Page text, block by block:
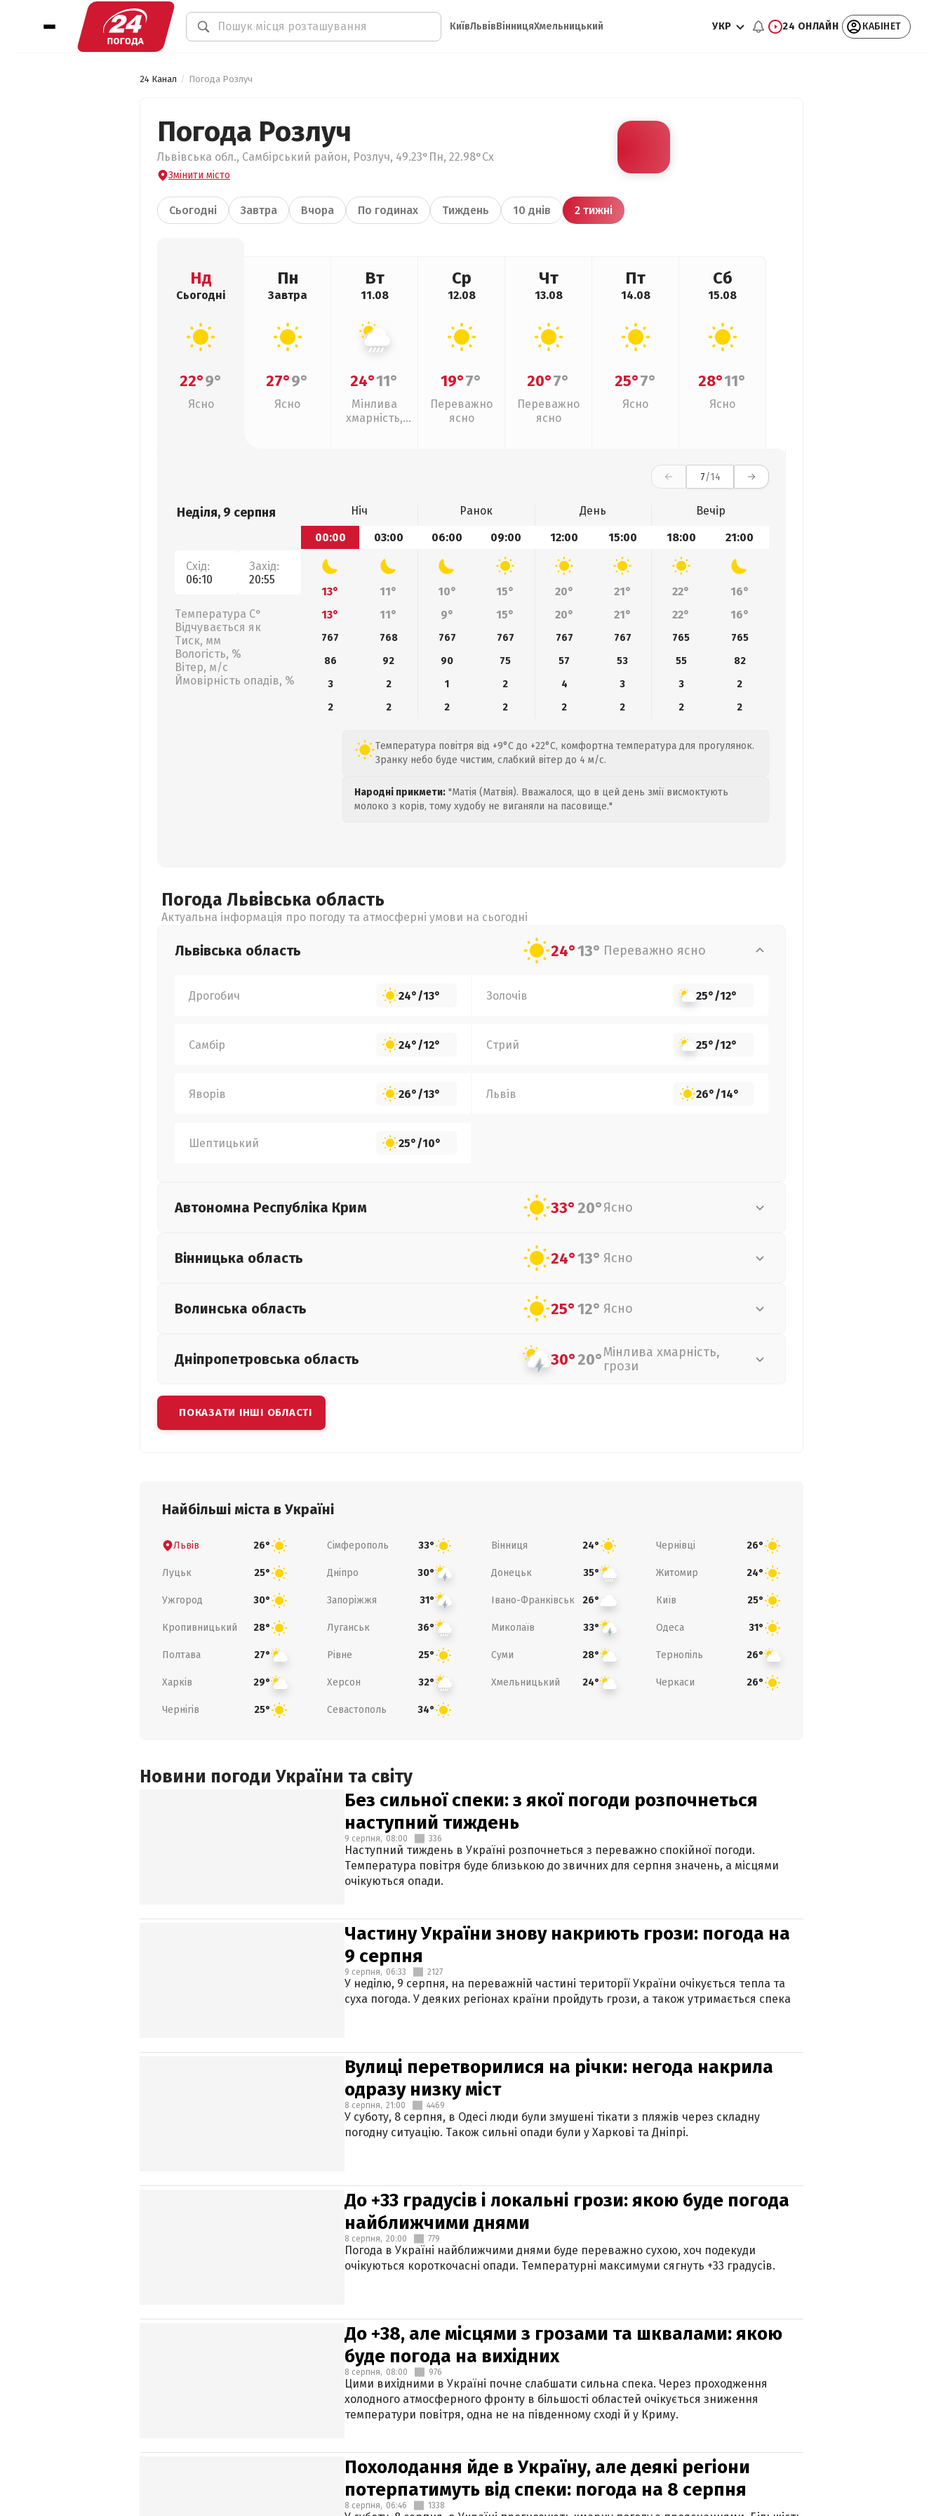
КиївЛьвівВінницяХмельницький УКР 24 ОНЛАЙН КАБІНЕТ
24 Канал Погода Розлуч
Погода Розлуч
Львівська обл., Самбірський район, Розлуч, 49.23°Пн, 22.98°Сх
Змінити місто
Сьогодні Завтра Вчора По годинах Тиждень 10 днів 2 тижні
Нд
Сьогодні
22°9°
Ясно
Пн
Завтра
27°9°
Ясно
Вт
11.08
24°11°
Мінлива
хмарність,
Ср
12.08
19°7°
Переважно
ясно
Чт
13.08
20°7°
Переважно
ясно
Пт
14.08
25°7°
Ясно
Сб
15.08
28°11°
Ясно
7/14
Неділя, 9 серпня
Схід:
06:10
Захід:
20:55
Температура С°
Відчувається як
Тиск, мм
Вологість, %
Вітер, м/с
Ймовірність опадів, %
Ніч Ранок День
Вечір
00:00
03:00 06:00 09:00 12:00 15:00 18:00 21:00
13° 11° 10° 15° 20° 21° 22°
16°
13°
11° 9° 15° 20° 21° 22° 16°
767 768 767 767 767 767 765
765
86
92 90 75 57 53 55
82
3
2 1 2 4 3 3
2
2
2 2 2 2 2 2 2
Температура повітря від +9°C до +22°C, комфортна температура для прогулянок.
Зранку небо буде чистим, слабкий вітер до 4 м/с.
Народні прикмети: "Матія (Матвія). Вважалося, що в цей день змії висмоктують
молоко з корів, тому худобу не виганяли на пасовище."
Погода Львівська область
Актуальна інформація про погоду та атмосферні умови на сьогодні
Львівська область 24°13° Переважно ясно
Дрогобич 24°/13° Золочів 25°/12°
Самбір 24°/12° Стрий 25°/12°
Яворів 26°/13° Львів 26°/14°
Шептицький 25°/10°
Автономна Республіка Крим 33°20°Ясно
Вінницька область 24°13° Ясно
Волинська область 25°12° Ясно
Дніпропетровська область 30°20°Мінлива хмарність,
грози
ПОКАЗАТИ ІНШІ ОБЛАСТІ
Найбільші міста в Україні
Львів 26° Сімферополь 33° Вінниця 24° Чернівці 26°
Луцьк 25° Дніпро 30° Донецьк 35° Житомир 24°
Ужгород 30° Запоріжжя 31° Івано-Франківськ 26° Київ 25°
Кропивницький 28° Луганськ 36° Миколаїв 33° Одеса 31°
Полтава 27° Рівне 25° Суми 28° Тернопіль 26°
Харків 29° Херсон 32° Хмельницький 24° Черкаси 26°
Чернігів 25° Севастополь 34°
Новини погоди України та світу
Без сильної спеки: з якої погоди розпочнеться
наступний тиждень
9 серпня, 08:00 336
Наступний тиждень в Україні розпочнеться з переважно спокійної погоди.
Температура повітря буде близькою до звичних для серпня значень, а місцями
очікуються опади.
Частину України знову накриють грози: погода на
9 серпня
9 серпня, 06:33 2127
У неділю, 9 серпня, на переважній частині території України очікується тепла та
суха погода. У деяких регіонах країни пройдуть грози, а також утримається спека
Вулиці перетворилися на річки: негода накрила
одразу низку міст
8 серпня, 21:00 4469
У суботу, 8 серпня, в Одесі люди були змушені тікати з пляжів через складну
погодну ситуацію. Також сильні опади були у Харкові та Дніпрі.
До +33 градусів і локальні грози: якою буде погода
найближчими днями
8 серпня, 20:00 779
Погода в Україні найближчими днями буде переважно сухою, хоч подекуди
очікуються короткочасні опади. Температурні максимуми сягнуть +33 градусів.
До +38, але місцями з грозами та шквалами: якою
буде погода на вихідних
8 серпня, 08:00 976
Цими вихідними в Україні почне слабшати сильна спека. Через проходження
холодного атмосферного фронту в більшості областей очікується зниження
температури повітря, одна не на південному сході й у Криму.
Похолодання йде в Україну, але деякі регіони
потерпатимуть від спеки: погода на 8 серпня
8 серпня, 06:46 1338